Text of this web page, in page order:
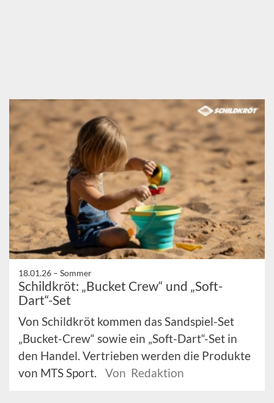
18.01.26 – Sommer
Schildkröt: „Bucket Crew“ und „Soft-
Dart“-Set
Von Schildkröt kommen das Sandspiel-Set
„Bucket-Crew“ sowie ein „Soft-Dart“-Set in
den Handel. Vertrieben werden die Produkte
von MTS Sport.
Von Redaktion